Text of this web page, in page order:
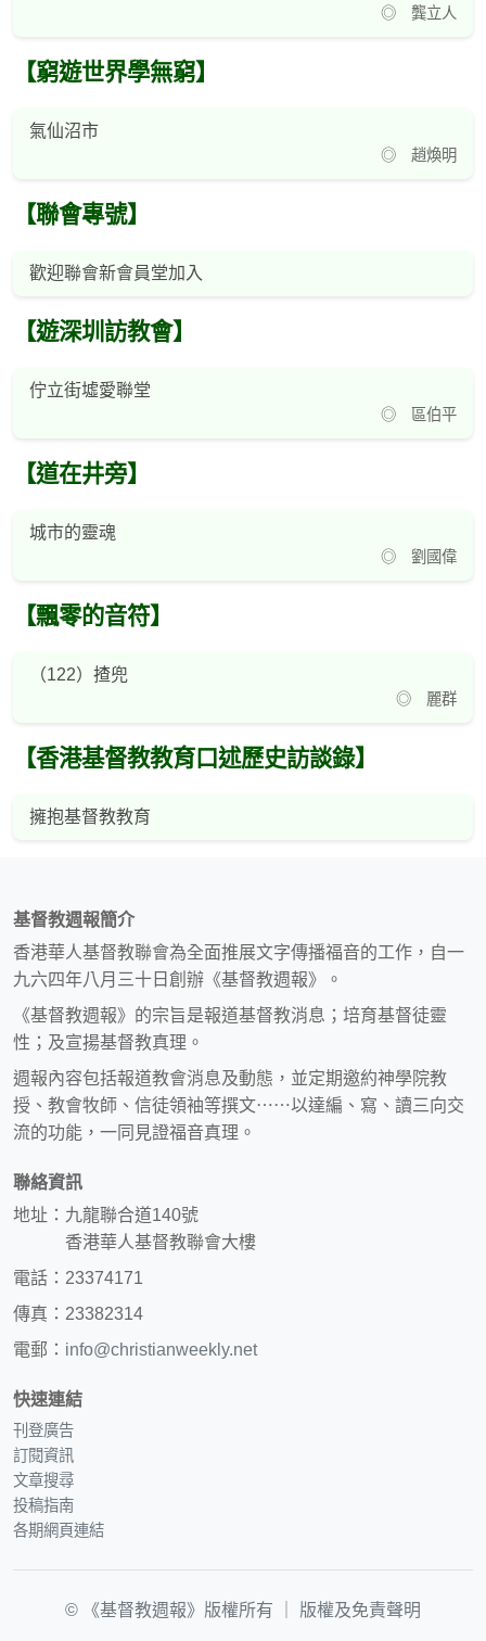
◎ 龔立人
【窮遊世界學無窮】
氣仙沼市
◎ 趙煥明
【聯會專號】
歡迎聯會新會員堂加入
【遊深圳訪教會】
佇立街墟愛聯堂
◎ 區伯平
【道在井旁】
城市的靈魂
◎ 劉國偉
【飄零的音符】
（122）揸兜
◎ 麗群
【香港基督教教育口述歷史訪談錄】
擁抱基督教教育
基督教週報簡介
香港華人基督教聯會為全面推展文字傳播福音的工作，自一
九六四年八月三十日創辦《基督教週報》。
《基督教週報》的宗旨是報道基督教消息；培育基督徒靈
性；及宣揚基督教真理。
週報內容包括報道教會消息及動態，並定期邀約神學院教
授、教會牧師、信徒領袖等撰文⋯⋯以達編、寫、讀三向交
流的功能，一同見證福音真理。
聯絡資訊
地址：九龍聯合道140號
香港華人基督教聯會大樓
電話：23374171
傳真：23382314
電郵： info@christianweekly.net
快速連結
刊登廣告
訂閱資訊
文章搜尋
投稿指南
各期網頁連結
© 《基督教週報》版權所有 ｜ 版權及免責聲明